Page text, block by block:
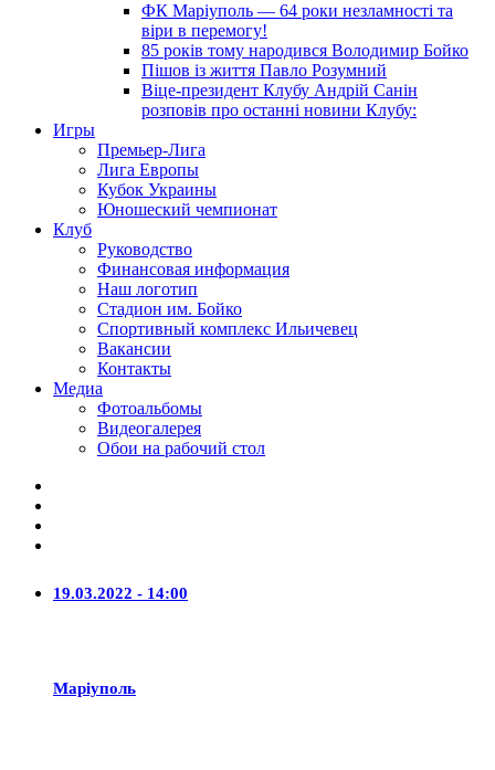
ФК Маріуполь — 64 роки незламності та
віри в перемогу!
85 років тому народився Володимир Бойко
Пішов із життя Павло Розумний
Віце-президент Клубу Андрій Санін
розповів про останні новини Клубу:
Игры
Премьер-Лига
Лига Европы
Кубок Украины
Юношеский чемпионат
Клуб
Руководство
Финансовая информация
Наш логотип
Стадион им. Бойко
Спортивный комплекс Ильичевец
Вакансии
Контакты
Медиа
Фотоальбомы
Видеогалерея
Обои на рабочий стол
19.03.2022 - 14:00
Маріуполь